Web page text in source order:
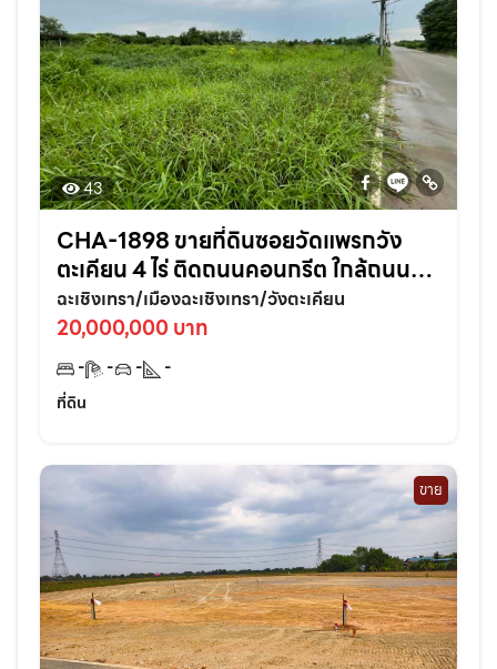
43
CHA-1898 ขายที่ดินซอยวัดแพรกวัง
ตะเคียน 4 ไร่ ติดถนนคอนกรีต ใกล้ถนน
เส้นสุวินทวงศ์304-800เมตร อ.เมือง
ฉะเชิงเทรา
ฉะเชิงเทรา/เมืองฉะเชิงเทรา/วังตะเคียน
20,000,000 บาท
- - -
-
ที่ดิน
ขาย